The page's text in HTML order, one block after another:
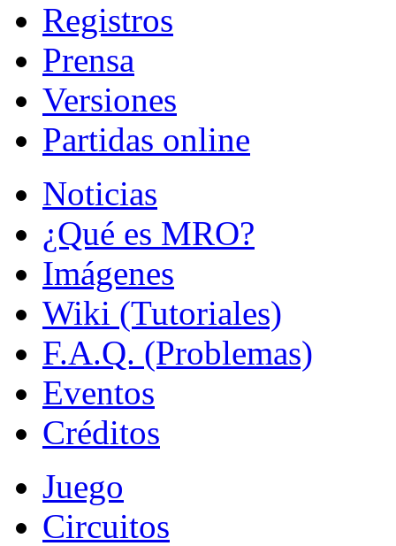
Registros
Prensa
Versiones
Partidas online
Noticias
¿Qué es MRO?
Imágenes
Wiki (Tutoriales)
F.A.Q. (Problemas)
Eventos
Créditos
Juego
Circuitos